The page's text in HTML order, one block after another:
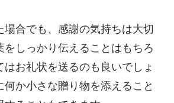
場合でも、感謝の気持ちは大切
をしっかり伝えることはもちろ
はお礼状を送るのも良いでしょ
何か小さな贈り物を添えること